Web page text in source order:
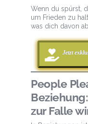
Wenn du spürst,
um Frieden zu
was dich davon
Jetzt
People
zur Falle